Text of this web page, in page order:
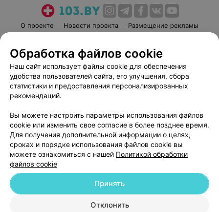
О проекте Новости проекта
Размещение рекламы
Пользовательское соглашение
Способы оплаты
Вакансии
Партнеры
Написать руководителю 103.by
Обработка персональных данных
© 2026 ООО «Артокс Лаб», УНП 191700409 | 220012, Республика Беларусь,
Обработка файлов cookie
Наш сайт использует файлы cookie для обеспечения
удобства пользователей сайта, его улучшения, сбора
статистики и предоставления персонализированных
рекомендаций.
Вы можете настроить параметры использования файлов
cookie или изменить свое согласие в более позднее время.
Для получения дополнительной информации о целях,
сроках и порядке использования файлов cookie вы
можете ознакомиться с нашей Политикой обработки
файлов cookie
Отклонить
Принять